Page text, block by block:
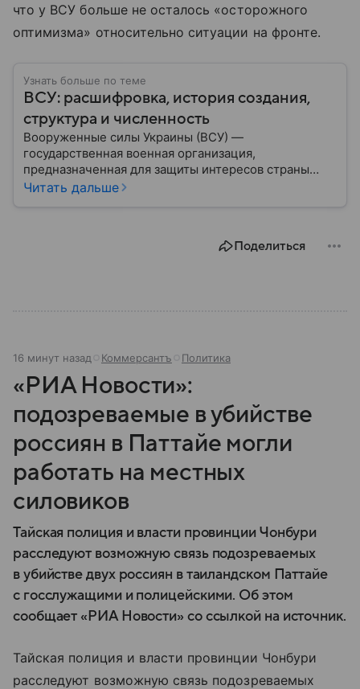
что у ВСУ больше не осталось «осторожного
оптимизма» относительно ситуации на фронте.
Узнать больше по теме
ВСУ: расшифровка, история создания,
структура и численность
Вооруженные силы Украины (ВСУ) —
государственная военная организация,
предназначенная для защиты интересов страны
военным путем. Была создана после
Читать дальше
Поделиться
16 минут назад Коммерсантъ Политика
«РИА Новости»:
подозреваемые в убийстве
россиян в Паттайе могли
работать на местных
силовиков
Тайская полиция и власти провинции Чонбури
расследуют возможную связь подозреваемых
в убийстве двух россиян в таиландском Паттайе
с госслужащими и полицейскими. Об этом
сообщает «РИА Новости» со ссылкой на источник.
Тайская полиция и власти провинции Чонбури
расследуют возможную связь подозреваемых